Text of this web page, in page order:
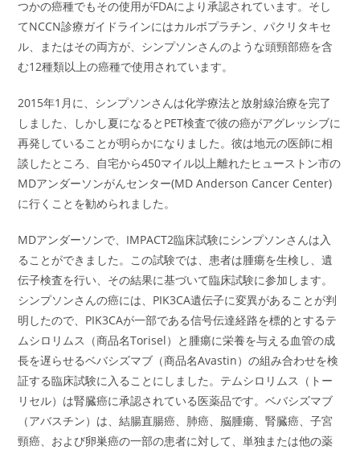
つかの癌種でもその使用がFDAにより承認されています。そし
てNCCN診療ガイドラインにはカルボプラチン、パクリタキセ
ル、またはその両方が、シンプソンさんのような頭頸部癌を含
む12種類以上の癌種で使用されています。
2015年1月に、シンプソンさんは化学療法と放射線治療を完了
しました、しかし夏になるとPET検査で彼の癌がアグレッシブに
再発していることが明らかになりました。彼は地元の医師に相
談したところ、自宅から450マイル以上離れたヒューストン市の
MDアンダーソンがんセンター(MD Anderson Cancer Center)
に行くことを勧められました。
MDアンダーソンで、IMPACT2臨床試験にシンプソンさんは入
ることができました。この試験では、患者は腫瘍を生検し、遺
伝子検査を行い、その結果に基づいて臨床試験に参加します。
シンプソンさんの癌には、PIK3CA遺伝子に変異があることが判
明したので、PIK3CAが一部である信号伝達経路を標的とするテ
ムシロリムス（商品名Torisel）と腫瘍に栄養を与える血管の成
長を遅らせるベバシズマブ（商品名Avastin）の組み合わせを検
証する臨床試験に入ることにしました。テムシロリムス（トー
リセル）は腎臓癌に承認されている医薬品です。ベバシズマブ
（アバスチン）は、結腸直腸癌、肺癌、脳腫瘍、腎臓癌、子宮
頸癌、および卵巣癌の一部の患者に対して、単独または他の薬